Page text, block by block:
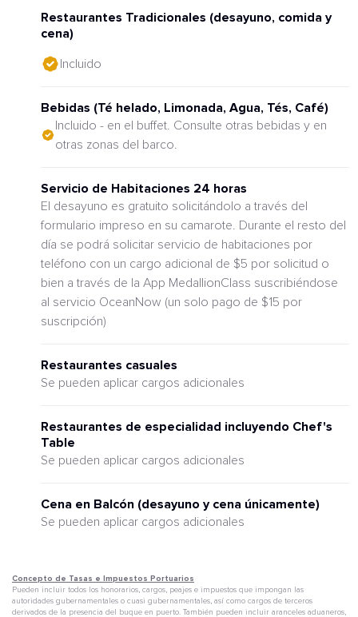
Restaurantes Tradicionales (desayuno, comida y
cena)
Incluido
Bebidas (Té helado, Limonada, Agua, Tés, Café)
Incluido - en el buffet. Consulte otras bebidas y en
otras zonas del barco.
Servicio de Habitaciones 24 horas
El desayuno es gratuito solicitándolo a través del
formulario impreso en su camarote. Durante el resto del
día se podrá solicitar servicio de habitaciones por
teléfono con un cargo adicional de $5 por solicitud o
bien a través de la App MedallionClass suscribiéndose
al servicio OceanNow (un solo pago de $15 por
suscripción)
Restaurantes casuales
Se pueden aplicar cargos adicionales
Restaurantes de especialidad incluyendo Chef's
Table
Se pueden aplicar cargos adicionales
Cena en Balcón (desayuno y cena únicamente)
Se pueden aplicar cargos adicionales
Concepto de Tasas e Impuestos Portuarios
Pueden incluir todos los honorarios, cargos, peajes e impuestos que impongan las
autoridades gubernamentales o cuasi gubernamentales, así como cargos de terceros
derivados de la presencia del buque en puerto. También pueden incluir aranceles aduaneros,